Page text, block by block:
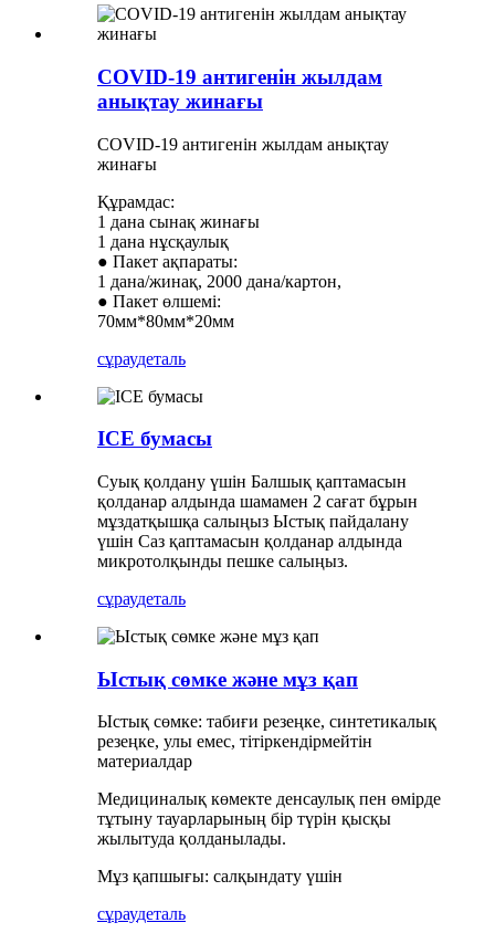
COVID-19 антигенін жылдам
анықтау жинағы
COVID-19 антигенін жылдам анықтау
жинағы
Құрамдас:
1 дана сынақ жинағы
1 дана нұсқаулық
● Пакет ақпараты:
1 дана/жинақ, 2000 дана/картон,
● Пакет өлшемі:
70мм*80мм*20мм
сұраудеталь
ICE бумасы
Суық қолдану үшін Балшық қаптамасын
қолданар алдында шамамен 2 сағат бұрын
мұздатқышқа салыңыз Ыстық пайдалану
үшін Саз қаптамасын қолданар алдында
микротолқынды пешке салыңыз.
сұраудеталь
Ыстық сөмке және мұз қап
Ыстық сөмке: табиғи резеңке, синтетикалық
резеңке, улы емес, тітіркендірмейтін
материалдар
Медициналық көмекте денсаулық пен өмірде
тұтыну тауарларының бір түрін қысқы
жылытуда қолданылады.
Мұз қапшығы: салқындату үшін
сұраудеталь